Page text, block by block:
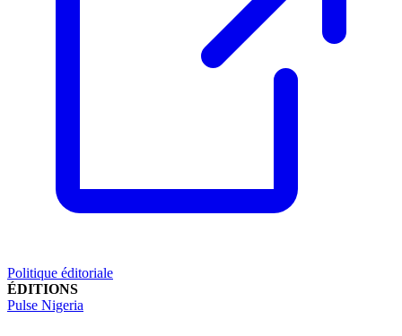
Politique éditoriale
ÉDITIONS
Pulse Nigeria